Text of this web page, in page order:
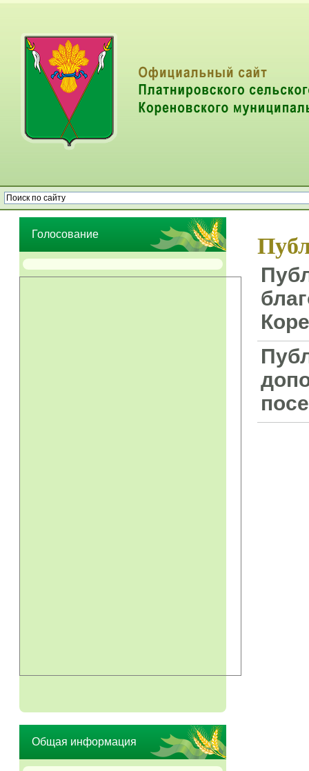
Голосование
Общая информация